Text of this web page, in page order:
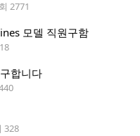
2771
모델 직원구함
합니다
328